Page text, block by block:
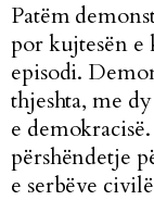
Patëm
por kujtesën e
episodi.
thjeshta, me
e
përshëndetje
e serbëve